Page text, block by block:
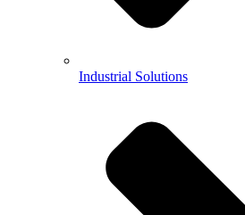
Industrial Solutions